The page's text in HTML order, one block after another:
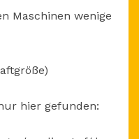
Maschinen wenige
hier gefunden: